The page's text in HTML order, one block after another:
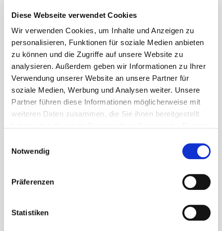
Diese Webseite verwendet Cookies
Wir verwenden Cookies, um Inhalte und Anzeigen zu
personalisieren, Funktionen für soziale Medien anbieten
zu können und die Zugriffe auf unsere Website zu
analysieren. Außerdem geben wir Informationen zu Ihrer
Verwendung unserer Website an unsere Partner für
soziale Medien, Werbung und Analysen weiter. Unsere
Partner führen diese Informationen möglicherweise mit
weiteren Daten zusammen, die Sie ihnen bereitgestellt
Cookies, wenn Sie unsere Webseite weiterhin nutzen.
Notwendig
Präferenzen
Statistiken
Stellenwert für die Gesundheit, da sie wie eine Art
Pumpe gilt, die alle Organe vom Blut befreit. Damit ist
unteranderem die Rückführung vom venösen Blut aus
dem Kreislauf zum Herzen hin gemeint, aber auch
eine deutliche Unterstützung des Lymphsystems.
Somit unterstützt die Atmung die Reinigung der
Organe und die Herzfunktion. Das Zwerchfell bewegt
alle Organe bei Atembewegungen mehrere
Bei der Betrachtung der Beschwerden müssen auch
Stirnhöhlenentzündungen, Magen-Darmprobleme,
Nahrungsmittelunverträglichkeiten, selbst
Hämorrhoiden können entstehen wenn der Bereich